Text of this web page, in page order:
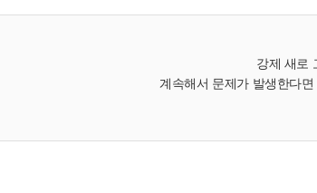
강제 새로
계속해서 문제가 발생한다